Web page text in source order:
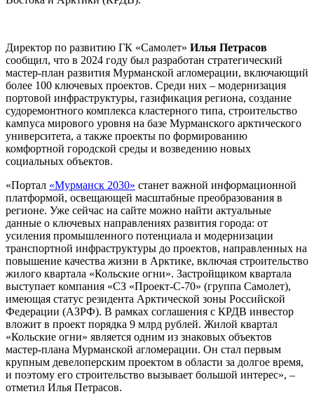
Директор по развитию ГК «Самолет» Илья Петрасов
сообщил, что в 2024 году был разработан стратегический
мастер-план развития Мурманской агломерации, включающий
более 100 ключевых проектов. Среди них – модернизация
портовой инфраструктуры, газификация региона, создание
судоремонтного комплекса кластерного типа, строительство
кампуса мирового уровня на базе Мурманского арктического
университета, а также проекты по формированию
комфортной городской среды и возведению новых
социальных объектов.
«Портал «Мурманск 2030» станет важной информационной
платформой, освещающей масштабные преобразования в
регионе. Уже сейчас на сайте можно найти актуальные
данные о ключевых направлениях развития города: от
усиления промышленного потенциала и модернизации
транспортной инфраструктуры до проектов, направленных на
повышение качества жизни в Арктике, включая строительство
жилого квартала «Кольские огни». Застройщиком квартала
выступает компания «СЗ «Проект-С-70» (группа Самолет),
имеющая статус резидента Арктической зоны Российской
Федерации (АЗРФ). В рамках соглашения с КРДВ инвестор
вложит в проект порядка 9 млрд рублей. Жилой квартал
«Кольские огни» является одним из знаковых объектов
мастер-плана Мурманской агломерации. Он стал первым
крупным девелоперским проектом в области за долгое время,
и поэтому его строительство вызывает большой интерес», –
отметил Илья Петрасов.